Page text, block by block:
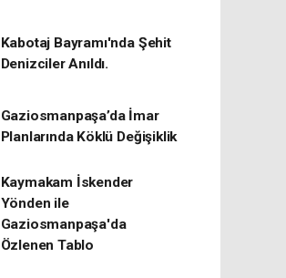
Kabotaj Bayramı'nda Şehit
Denizciler Anıldı.
Gaziosmanpaşa’da İmar
Planlarında Köklü Değişiklik
Kaymakam İskender
Yönden ile
Gaziosmanpaşa'da
Özlenen Tablo